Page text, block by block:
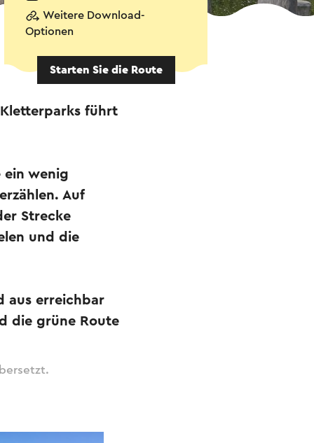
Weitere Download-
Optionen
Starten Sie die Route
führt
ein wenig
Auf
Strecke
und die
aus erreichbar
die grüne Route